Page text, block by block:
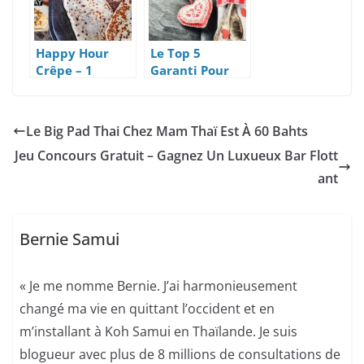
Happy Hour
Crêpe – 1
Le Top 5
Garanti Pour
Le Big Pad Thai Chez Mam Thaï Est À 60 Bahts
Jeu Concours Gratuit – Gagnez Un Luxueux Bar Flott
ant
Bernie Samui
« Je me nomme Bernie. J’ai harmonieusement
changé ma vie en quittant l’occident et en
m’installant à Koh Samui en Thaïlande. Je suis
blogueur avec plus de 8 millions de consultations de